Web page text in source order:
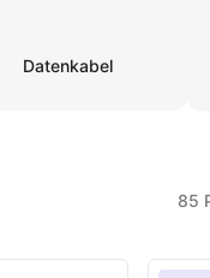
Datenkabel
85